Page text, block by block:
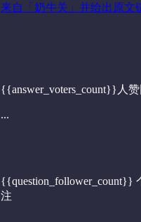
来自「奶牛关」并给出原文
{{answer_voters_count}}人赞
...
{{question_follower_count}}
注